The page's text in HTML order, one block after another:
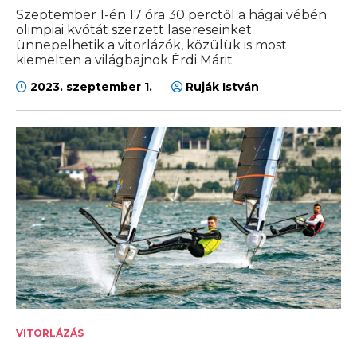
Szeptember 1-én 17 óra 30 perctől a hágai vébén
olimpiai kvótát szerzett lasereseinket
ünnepelhetik a vitorlázók, közülük is most
kiemelten a világbajnok Érdi Márit
2023. szeptember 1. Ruják István
VITORLÁZÁS